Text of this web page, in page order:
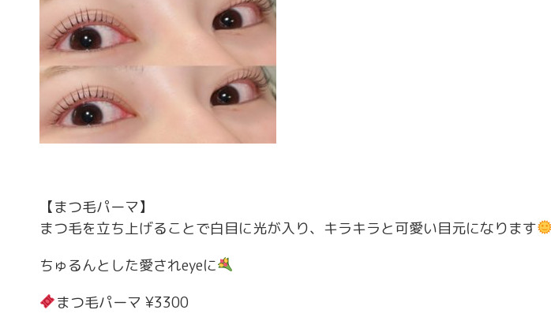
【まつ毛パーマ】
まつ毛を立ち上げることで白目に光が入り、キラキラと可愛い目元になります
ちゅるんとした愛されeyeに
まつ毛パーマ ¥3300